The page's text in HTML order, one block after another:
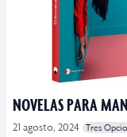
NOVELAS PARA
21 agosto, 2024
Tres